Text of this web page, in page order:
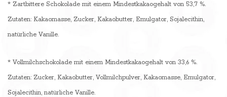
* Zartbittere Schokolade mit einem Mindestkakaogehalt von 53,7 %.
Zutaten: Kakaomasse, Zucker, Kakaobutter, Emulgator, Sojalecithin,
natürliche Vanille.
* Vollmilchschokolade mit einem Mindestkakaogehalt von 33,6 %.
Zutaten: Zucker, Kakaobutter, Vollmilchpulver, Kakaomasse, Emulgator,
Sojalecithin, natürliche Vanille.